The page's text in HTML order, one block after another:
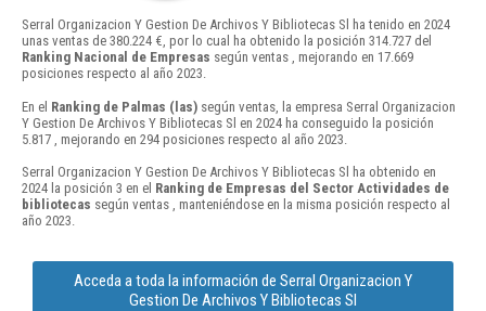
Serral Organizacion Y Gestion De Archivos Y Bibliotecas Sl ha tenido en 2024
unas ventas de 380.224 €, por lo cual ha obtenido la posición 314.727 del
Ranking Nacional de Empresas según ventas , mejorando en 17.669
posiciones respecto al año 2023.
En el Ranking de Palmas (las) según ventas, la empresa Serral Organizacion
Y Gestion De Archivos Y Bibliotecas Sl en 2024 ha conseguido la posición
5.817 , mejorando en 294 posiciones respecto al año 2023.
Serral Organizacion Y Gestion De Archivos Y Bibliotecas Sl ha obtenido en
2024 la posición 3 en el Ranking de Empresas del Sector Actividades de
bibliotecas según ventas , manteniéndose en la misma posición respecto al
año 2023.
Acceda a toda la información de Serral Organizacion Y
Gestion De Archivos Y Bibliotecas Sl